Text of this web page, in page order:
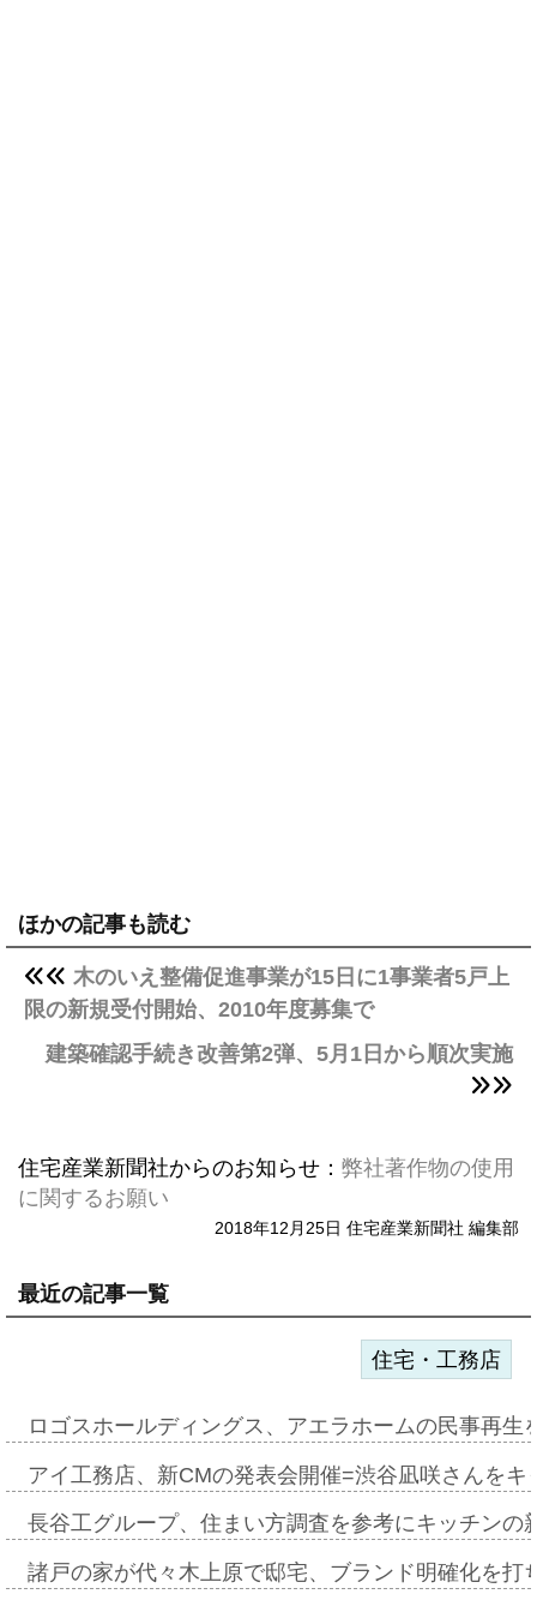
ほかの記事も読む
木のいえ整備促進事業が15日に1事業者5戸上
限の新規受付開始、2010年度募集で
建築確認手続き改善第2弾、5月1日から順次実施
住宅産業新聞社からのお知らせ： 弊社著作物の使用
に関するお願い
2018年12月25日 住宅産業新聞社 編集部
最近の記事一覧
住宅・工務店
ロゴスホールディングス、アエラホームの民事再
アイ工務店、新CMの発表会開催=渋谷凪咲さんを
長谷工グループ、住まい方調査を参考にキッチン
諸戸の家が代々木上原で邸宅、ブランド明確化を